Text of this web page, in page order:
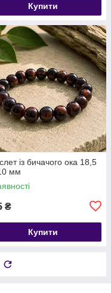
Купити
із бичачого ока 18,5
мм
₴
Купити